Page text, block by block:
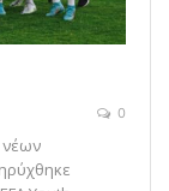
0
νέων